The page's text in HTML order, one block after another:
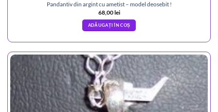
Pandantiv din argint cu ametist – model deosebit !
68,00lei
ADĂUGAȚI ÎN COȘ